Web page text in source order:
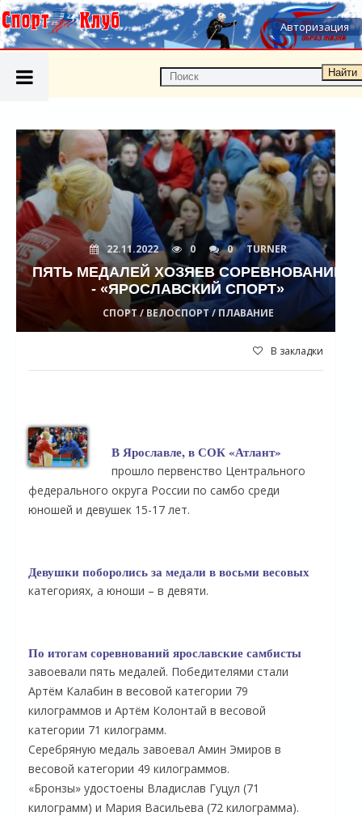
Авторизация
Найти
22.11.2022 0 0 TURNER
ПЯТЬ МЕДАЛЕЙ ХОЗЯЕВ СОРЕВНОВАНИЙ
- «ЯРОСЛАВСКИЙ СПОРТ»
СПОРТ / ВЕЛОСПОРТ / ПЛАВАНИЕ
В закладки
В Ярославле, в СОК «Атлант»
прошло первенство Центрального
федерального округа России по самбо среди
юношей и девушек 15-17 лет.
Девушки поборолись за медали в восьми весовых
категориях, а юноши – в девяти.
По итогам соревнований ярославские самбисты
завоевали пять медалей. Победителями стали
Артём Калабин в весовой категории 79
килограммов и Артём Колонтай в весовой
категории 71 килограмм.
Серебряную медаль завоевал Амин Эмиров в
весовой категории 49 килограммов.
«Бронзы» удостоены Владислав Гуцул (71
килограмм) и Мария Васильева (72 килограмма).